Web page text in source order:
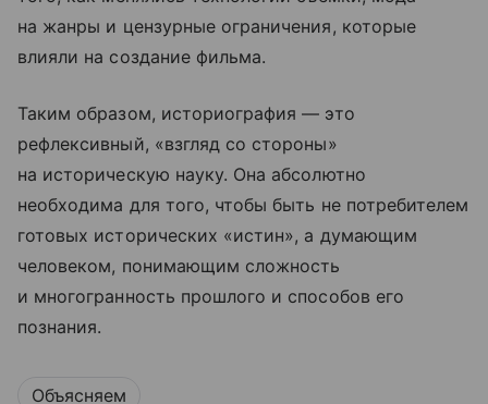
на жанры и цензурные ограничения, которые
влияли на создание фильма.
Таким образом, историография — это
рефлексивный, «взгляд со стороны»
на историческую науку. Она абсолютно
необходима для того, чтобы быть не потребителем
готовых исторических «истин», а думающим
человеком, понимающим сложность
и многогранность прошлого и способов его
познания.
Объясняем